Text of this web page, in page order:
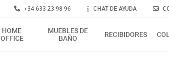
+34 633 23 98 96 CHAT DE AYUDA
HOME
OFFICE
MUEBLES DE
BAÑO
RECIBIDORES